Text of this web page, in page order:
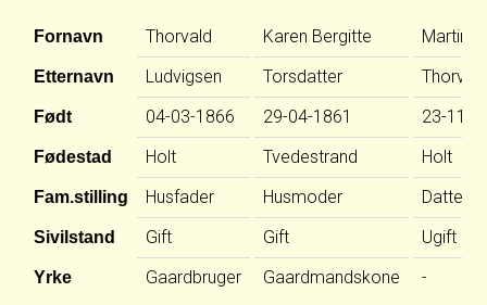
Fornavn
Etternavn
Født
Fødestad
Fam.stilling
Sivilstand
Yrke
Thorvald
Ludvigsen
04-03-1866
Holt
Husfader
Gift
Gaardbruger
Karen Bergitte
Torsdatter
29-04-1861
Tvedestrand
Husmoder
Gift
Gaardmandskone
Martine
23-11-
Holt
Datter
Ugift
-